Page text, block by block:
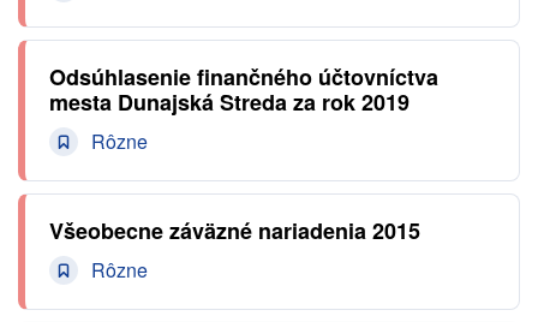
Odsúhlasenie finančného účtovníctva
mesta Dunajská Streda za rok 2019
Rôzne
Všeobecne záväzné nariadenia 2015
Rôzne